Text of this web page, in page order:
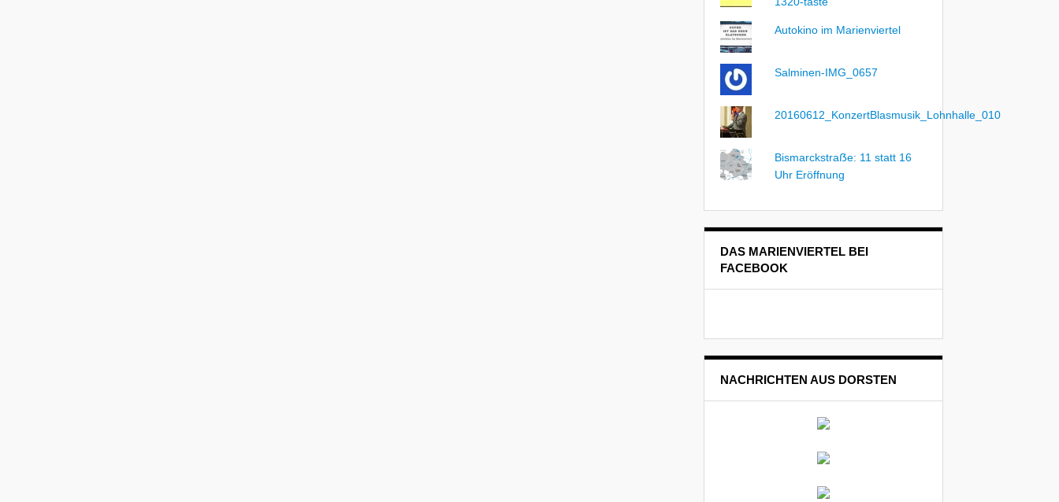
Autokino im Marienviertel
Salminen-IMG_0657
20160612_KonzertBlasmusik_Lohnhalle_010
Bismarckstraẞe: 11 statt 16
Uhr Eröffnung
DAS MARIENVIERTEL BEI
FACEBOOK
NACHRICHTEN AUS DORSTEN